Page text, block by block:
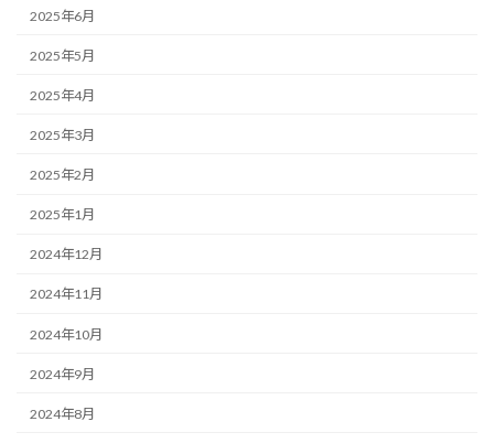
2025年6月
2025年5月
2025年4月
2025年3月
2025年2月
2025年1月
2024年12月
2024年11月
2024年10月
2024年9月
2024年8月